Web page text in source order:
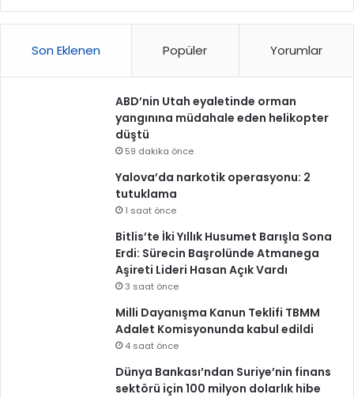
Son Eklenen Popüler Yorumlar
ABD’nin Utah eyaletinde orman
yangınına müdahale eden helikopter
düştü
59 dakika önce
Yalova’da narkotik operasyonu: 2
tutuklama
1 saat önce
Bitlis’te İki Yıllık Husumet Barışla Sona
Erdi: Sürecin Başrolünde Atmanega
Aşireti Lideri Hasan Açık Vardı
3 saat önce
Milli Dayanışma Kanun Teklifi TBMM
Adalet Komisyonunda kabul edildi
4 saat önce
Dünya Bankası’ndan Suriye’nin finans
sektörü için 100 milyon dolarlık hibe